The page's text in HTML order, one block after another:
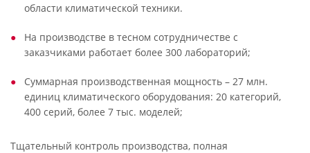
области климатической техники.
На производстве в тесном сотрудничестве с
заказчиками работает более 300 лабораторий;
Суммарная производственная мощность – 27 млн.
единиц климатического оборудования: 20 категорий,
400 серий, более 7 тыс. моделей;
Тщательный контроль производства, полная